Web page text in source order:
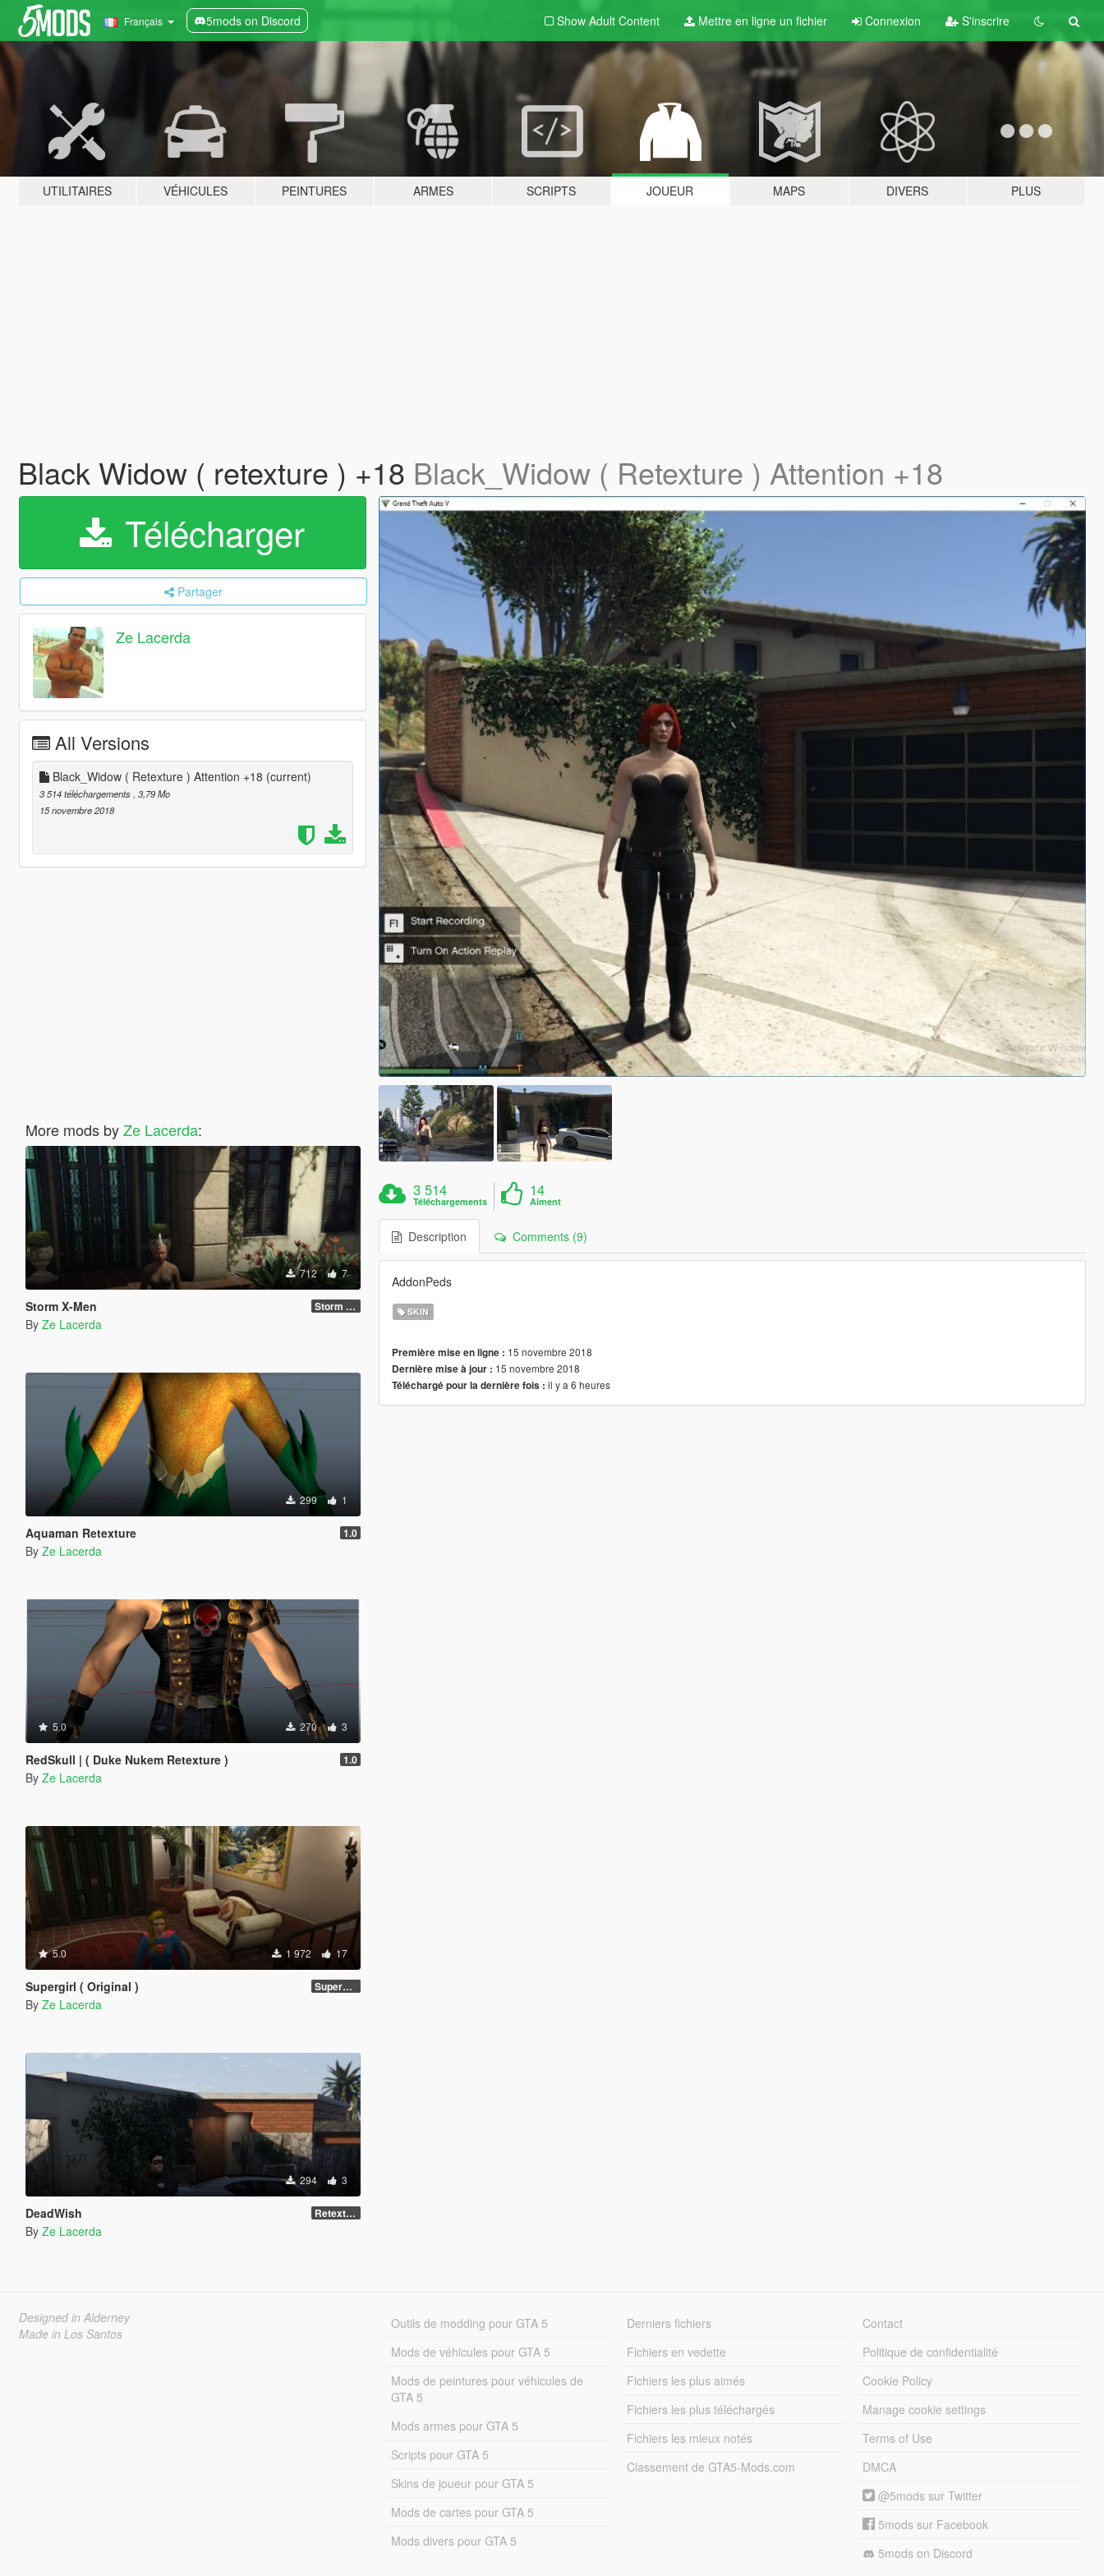
Français 5mods on Discord Show Adult Content Mettre en ligne un fichier Connexion S'inscrire
UTILITAIRES VÉHICULES PEINTURES ARMES SCRIPTS JOUEUR MAPS DIVERS PLUS
Black Widow ( retexture ) +18 Black_Widow ( Retexture ) Attention +18
Télécharger
Partager
Ze Lacerda
All Versions
Black_Widow ( Retexture ) Attention +18 (current)
3 514 téléchargements , 3,79 Mo
15 novembre 2018
More mods byZe Lacerda:
712 7
Storm X-Men Storm new body
By Ze Lacerda
299 1
Aquaman Retexture 1.0
By Ze Lacerda
5.0 270 3
RedSkull | ( Duke Nukem Retexture ) 1.0
By Ze Lacerda
5.0 1 972 17
Supergirl ( Original ) Supergirl Original suit
By Ze Lacerda
294 3
DeadWish Retexture
By Ze Lacerda
3 514
Téléchargements
14
Aiment
Description Comments (9)
AddonPeds
SKIN
Première mise en ligne : 15 novembre 2018
Dernière mise à jour : 15 novembre 2018
Téléchargé pour la dernière fois : il y a 6 heures
Designed in Alderney
Made in Los Santos
Outils de modding pour GTA 5
Mods de véhicules pour GTA 5
Mods de peintures pour véhicules de
GTA 5
Mods armes pour GTA 5
Scripts pour GTA 5
Skins de joueur pour GTA 5
Mods de cartes pour GTA 5
Mods divers pour GTA 5
Derniers fichiers
Fichiers en vedette
Fichiers les plus aimés
Fichiers les plus téléchargés
Fichiers les mieux notés
Classement de GTA5-Mods.com
Contact
Politique de confidentialité
Cookie Policy
Manage cookie settings
Terms of Use
DMCA
@5mods sur Twitter
5mods sur Facebook
5mods on Discord